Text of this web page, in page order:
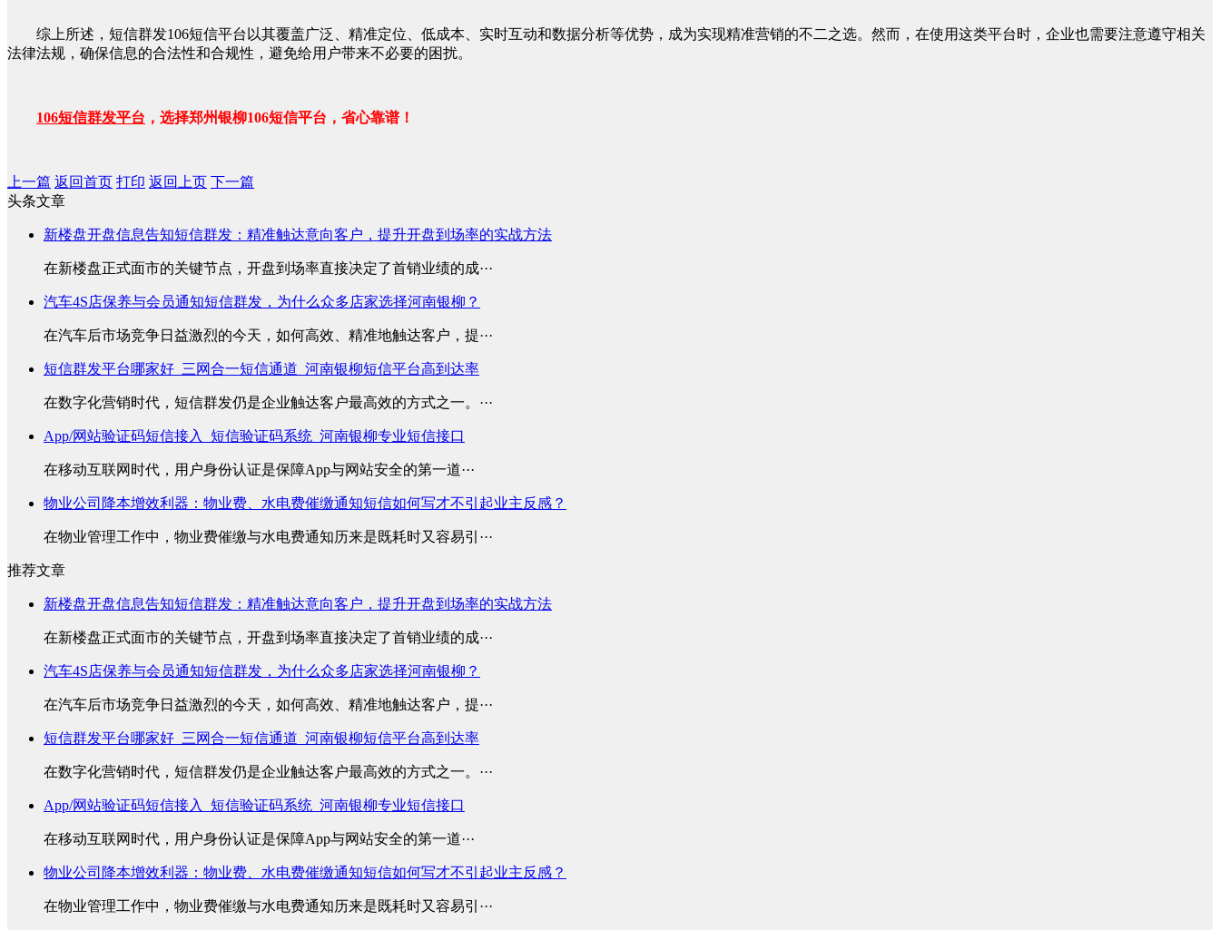
综上所述，短信群发106短信平台以其覆盖广泛、精准定位、低成本、实时互动和数据分析等优势，成为实现精准营销的不二之选。然而，在使用这类平台时，企业也需要注意遵守相关
法律法规，确保信息的合法性和合规性，避免给用户带来不必要的困扰。
106短信群发平台 ，选择郑州银柳106短信平台，省心靠谱！
上一篇 返回首页 打印 返回上页 下一篇
头条文章
新楼盘开盘信息告知短信群发：精准触达意向客户，提升开盘到场率的实战方法
在新楼盘正式面市的关键节点，开盘到场率直接决定了首销业绩的成···
汽车4S店保养与会员通知短信群发，为什么众多店家选择河南银柳？
在汽车后市场竞争日益激烈的今天，如何高效、精准地触达客户，提···
短信群发平台哪家好_三网合一短信通道_河南银柳短信平台高到达率
在数字化营销时代，短信群发仍是企业触达客户最高效的方式之一。···
App/网站验证码短信接入_短信验证码系统_河南银柳专业短信接口
在移动互联网时代，用户身份认证是保障App与网站安全的第一道···
物业公司降本增效利器：物业费、水电费催缴通知短信如何写才不引起业主反感？
在物业管理工作中，物业费催缴与水电费通知历来是既耗时又容易引···
推荐文章
新楼盘开盘信息告知短信群发：精准触达意向客户，提升开盘到场率的实战方法
在新楼盘正式面市的关键节点，开盘到场率直接决定了首销业绩的成···
汽车4S店保养与会员通知短信群发，为什么众多店家选择河南银柳？
在汽车后市场竞争日益激烈的今天，如何高效、精准地触达客户，提···
短信群发平台哪家好_三网合一短信通道_河南银柳短信平台高到达率
在数字化营销时代，短信群发仍是企业触达客户最高效的方式之一。···
App/网站验证码短信接入_短信验证码系统_河南银柳专业短信接口
在移动互联网时代，用户身份认证是保障App与网站安全的第一道···
物业公司降本增效利器：物业费、水电费催缴通知短信如何写才不引起业主反感？
在物业管理工作中，物业费催缴与水电费通知历来是既耗时又容易引···